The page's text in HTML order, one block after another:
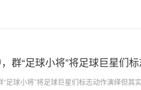
群“足球小将”将足球巨星们
“足球小将”将足球巨星们标志动作演绎但